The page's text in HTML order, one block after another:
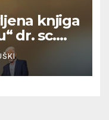
knjiga
dr. sc.